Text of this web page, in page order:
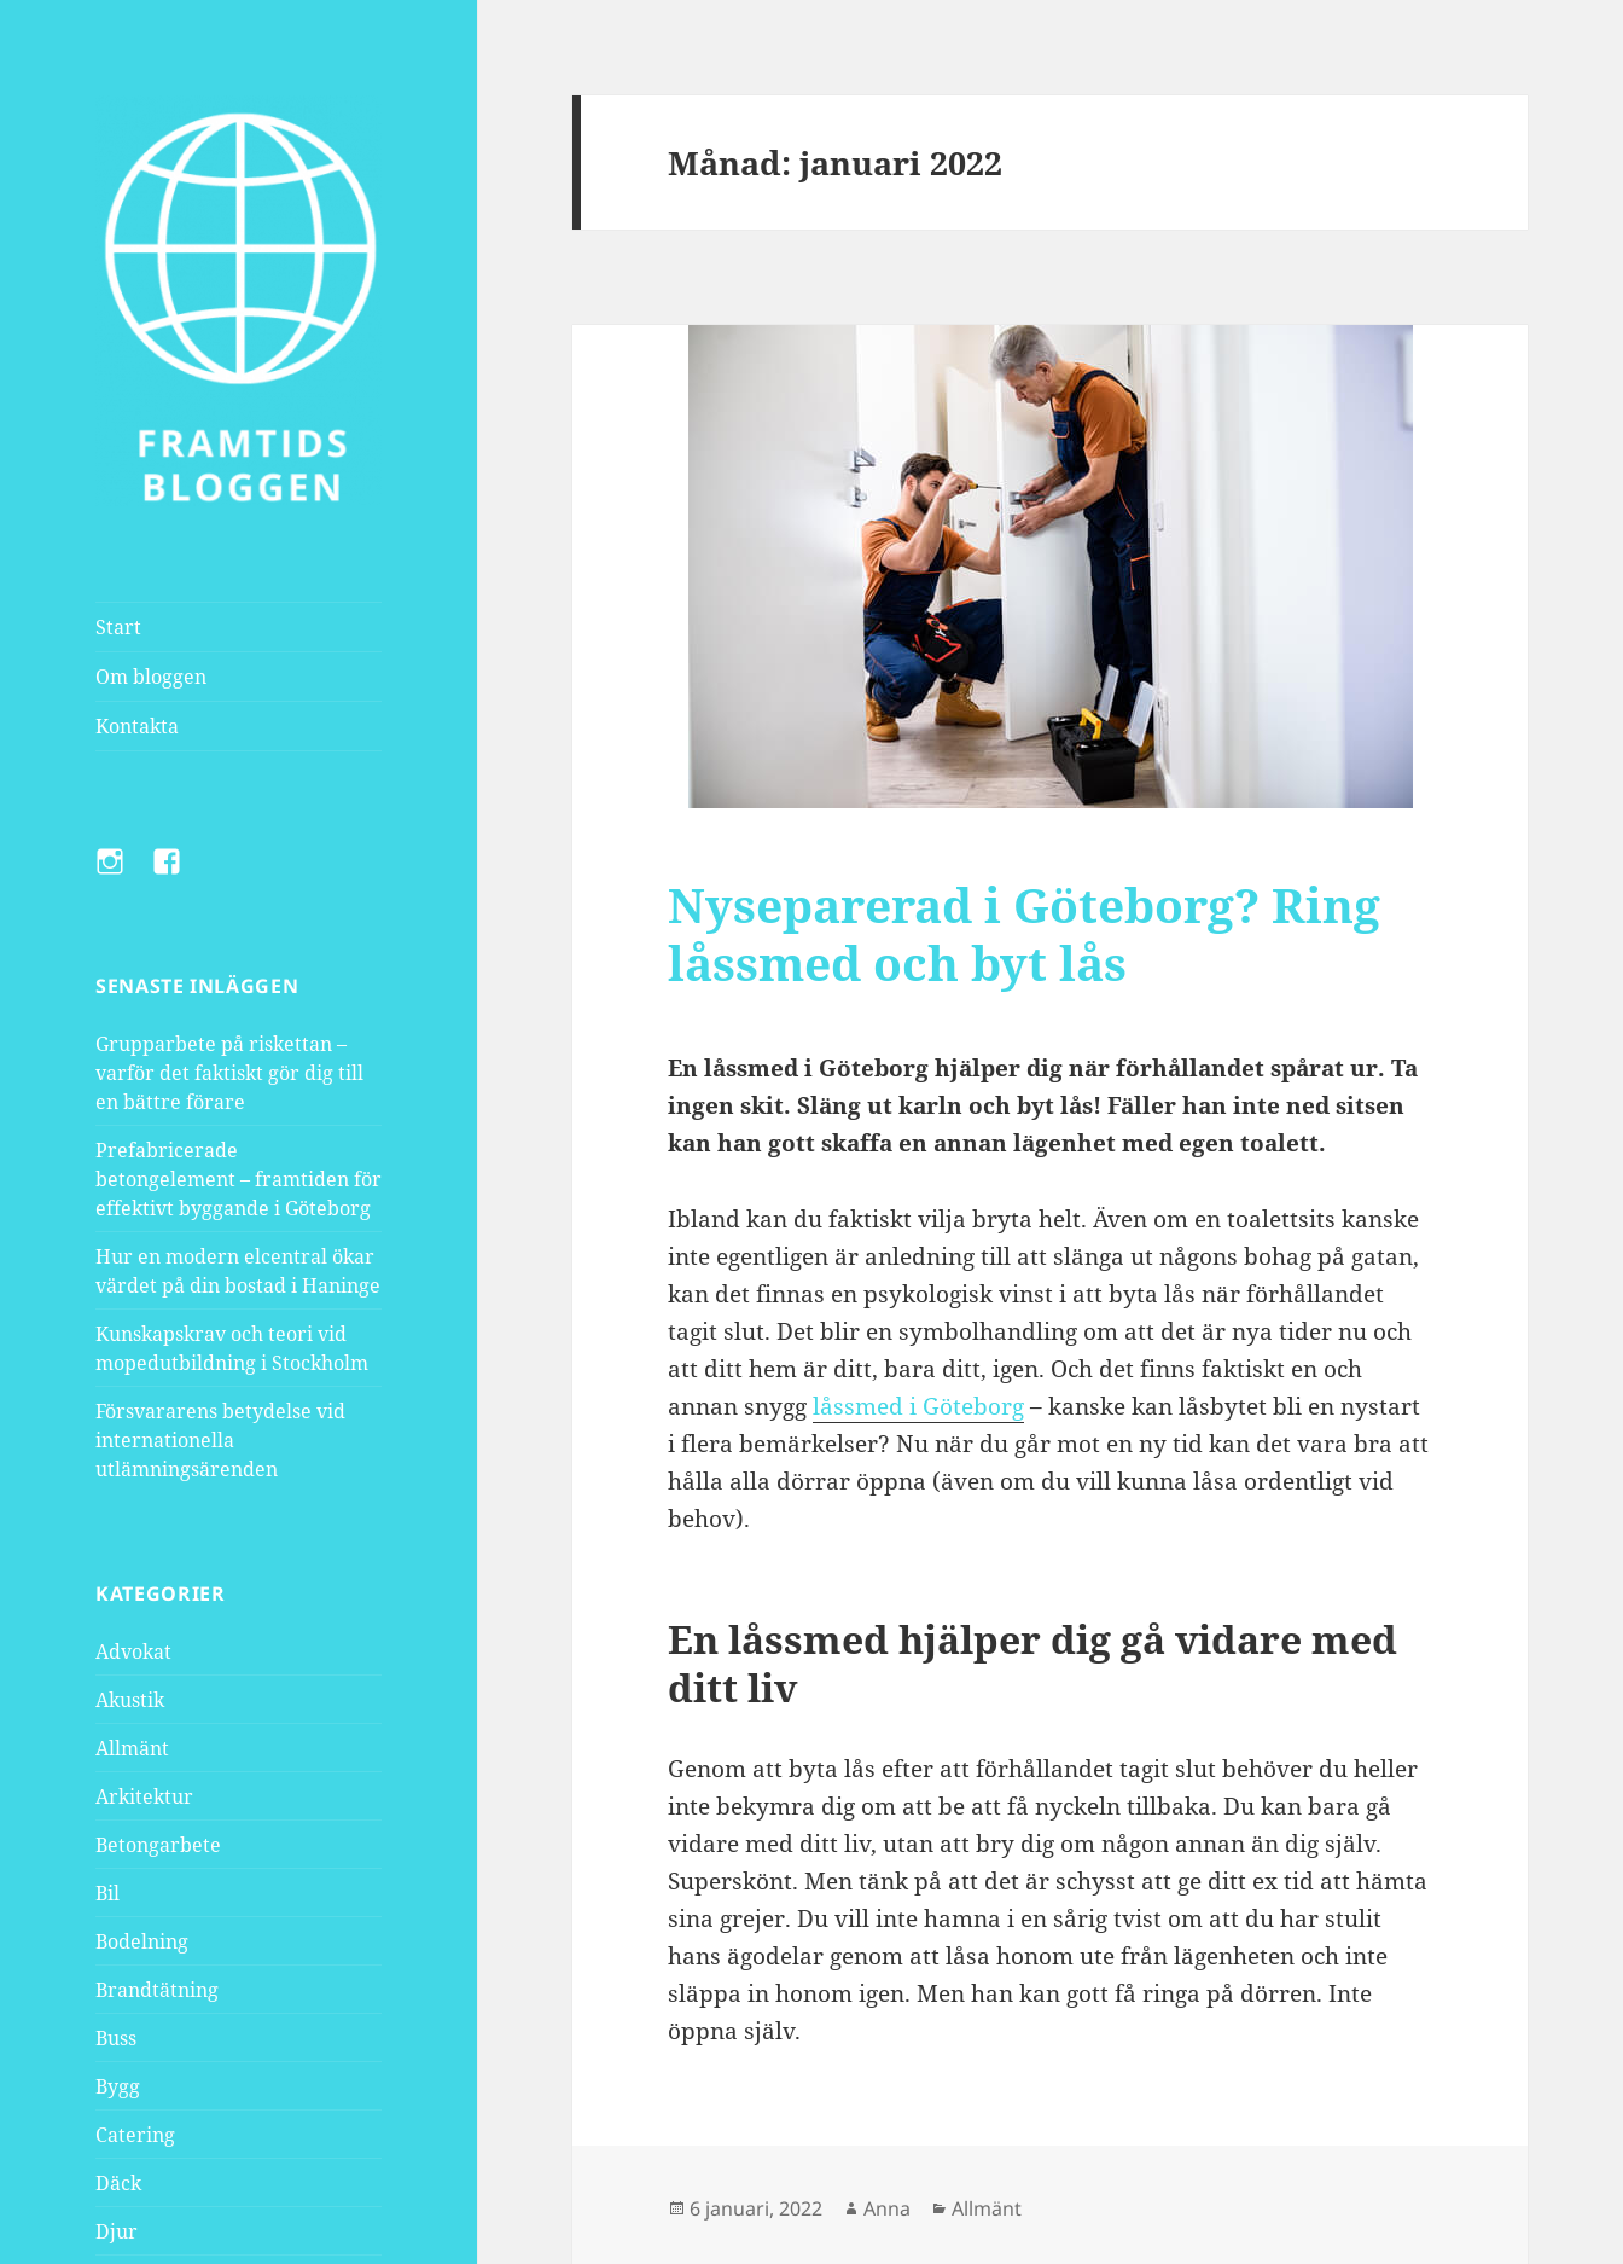
Start
Om bloggen
Kontakta
InstagramFacebook
SENASTE INLÄGGEN
Grupparbete på riskettan –
varför det faktiskt gör dig till
en bättre förare
Prefabricerade
betongelement – framtiden för
effektivt byggande i Göteborg
Hur en modern elcentral ökar
värdet på din bostad i Haninge
Kunskapskrav och teori vid
mopedutbildning i Stockholm
Försvararens betydelse vid
internationella
utlämningsärenden
KATEGORIER
Advokat
Akustik
Allmänt
Arkitektur
Betongarbete
Bil
Bodelning
Brandtätning
Buss
Bygg
Catering
Däck
Djur
Månad:januari 2022
Nyseparerad i Göteborg? Ring
låssmed och byt lås
En låssmed i Göteborg hjälper dig när förhållandet spårat ur. Ta
ingen skit. Släng ut karln och byt lås! Fäller han inte ned sitsen
kan han gott skaffa en annan lägenhet med egen toalett.
Ibland kan du faktiskt vilja bryta helt. Även om en toalettsits kanske
inte egentligen är anledning till att slänga ut någons bohag på gatan,
kan det finnas en psykologisk vinst i att byta lås när förhållandet
tagit slut. Det blir en symbolhandling om att det är nya tider nu och
att ditt hem är ditt, bara ditt, igen. Och det finns faktiskt en och
annan snygglåssmed i Göteborg– kanske kan låsbytet bli en nystart
i flera bemärkelser? Nu när du går mot en ny tid kan det vara bra att
hålla alla dörrar öppna (även om du vill kunna låsa ordentligt vid
behov).
En låssmed hjälper dig gå vidare med
ditt liv
Genom att byta lås efter att förhållandet tagit slut behöver du heller
inte bekymra dig om att be att få nyckeln tillbaka. Du kan bara gå
vidare med ditt liv, utan att bry dig om någon annan än dig själv.
Superskönt. Men tänk på att det är schysst att ge ditt ex tid att hämta
sina grejer. Du vill inte hamna i en sårig tvist om att du har stulit
hans ägodelar genom att låsa honom ute från lägenheten och inte
släppa in honom igen. Men han kan gott få ringa på dörren. Inte
öppna själv.
Postat
6 januari, 2022 Författare
Anna Kategorier
Allmänt